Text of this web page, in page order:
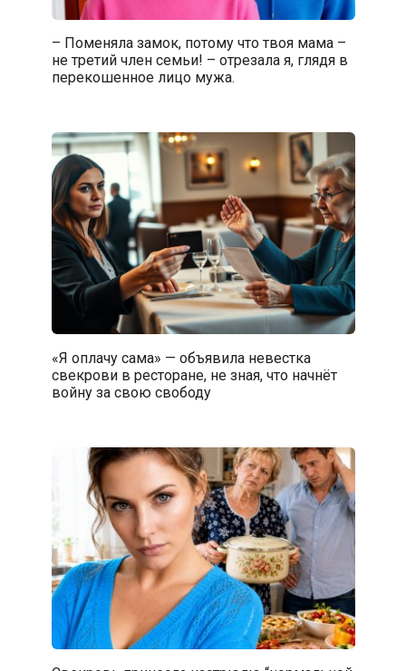
– Поменяла замок, потому что твоя мама –
не третий член семьи! – отрезала я, глядя в
перекошенное лицо мужа.
«Я оплачу сама» — объявила невестка
свекрови в ресторане, не зная, что начнёт
войну за свою свободу